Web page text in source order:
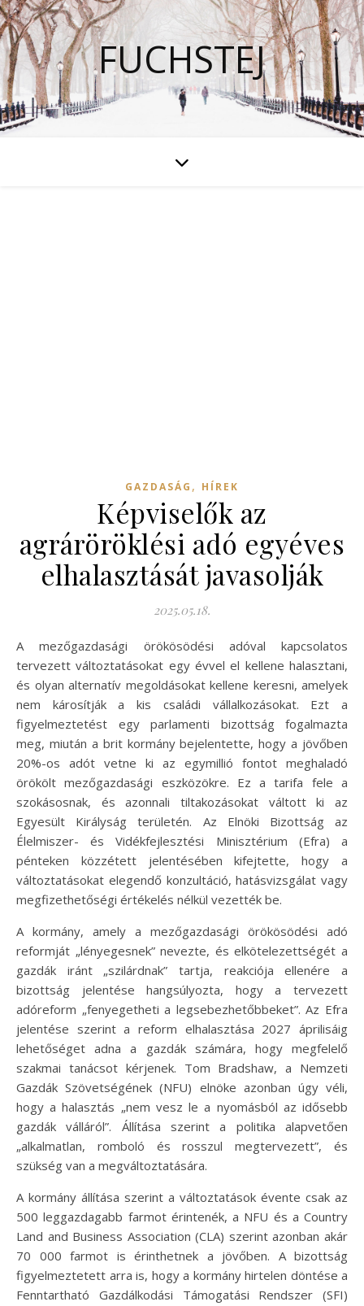
FUCHSTEJ
GAZDASÁG , HÍREK
Képviselők az
agráröröklési adó egyéves
elhalasztását javasolják
2025.05.18.
A mezőgazdasági örökösödési adóval kapcsolatos
tervezett változtatásokat egy évvel el kellene halasztani,
és olyan alternatív megoldásokat kellene keresni, amelyek
nem károsítják a kis családi vállalkozásokat. Ezt a
figyelmeztetést egy parlamenti bizottság fogalmazta
meg, miután a brit kormány bejelentette, hogy a jövőben
20%-os adót vetne ki az egymillió fontot meghaladó
örökölt mezőgazdasági eszközökre. Ez a tarifa fele a
szokásosnak, és azonnali tiltakozásokat váltott ki az
Egyesült Királyság területén. Az Elnöki Bizottság az
Élelmiszer- és Vidékfejlesztési Minisztérium (Efra) a
pénteken közzétett jelentésében kifejtette, hogy a
változtatásokat elegendő konzultáció, hatásvizsgálat vagy
megfizethetőségi értékelés nélkül vezették be.
A kormány, amely a mezőgazdasági örökösödési adó
reformját „lényegesnek” nevezte, és elkötelezettségét a
gazdák iránt „szilárdnak” tartja, reakciója ellenére a
bizottság jelentése hangsúlyozta, hogy a tervezett
adóreform „fenyegetheti a legsebezhetőbbeket”. Az Efra
jelentése szerint a reform elhalasztása 2027 áprilisáig
lehetőséget adna a gazdák számára, hogy megfelelő
szakmai tanácsot kérjenek. Tom Bradshaw, a Nemzeti
Gazdák Szövetségének (NFU) elnöke azonban úgy véli,
hogy a halasztás „nem vesz le a nyomásból az idősebb
gazdák válláról”. Állítása szerint a politika alapvetően
„alkalmatlan, romboló és rosszul megtervezett”, és
szükség van a megváltoztatására.
A kormány állítása szerint a változtatások évente csak az
500 leggazdagabb farmot érintenék, a NFU és a Country
Land and Business Association (CLA) szerint azonban akár
70 000 farmot is érinthetnek a jövőben. A bizottság
figyelmeztetett arra is, hogy a kormány hirtelen döntése a
Fenntartható Gazdálkodási Támogatási Rendszer (SFI)